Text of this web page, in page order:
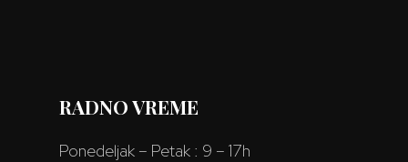
RADNO VREME
Ponedeljak – Petak : 9 – 17h